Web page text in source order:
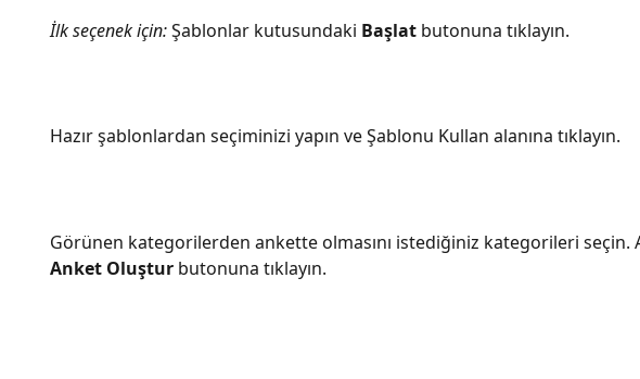
İlk seçenek için: Şablonlar kutusundaki Başlat butonuna tıklayın.
Hazır şablonlardan seçiminizi yapın ve Şablonu Kullan alanına tıklayın.
Görünen kategorilerden ankette olmasını istediğiniz kategorileri seçin.
Anket Oluştur butonuna tıklayın.